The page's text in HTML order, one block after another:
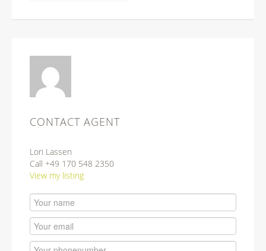
CONTACT AGENT
Lori Lassen
Call +49 170 548 2350
View my listing